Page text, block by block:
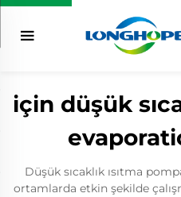
için düşük
Düşük sıcaklık ısıtma
ortamlarda etkin şekilde